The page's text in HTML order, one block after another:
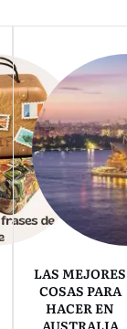
LAS MEJORES
COSAS PARA
HACER EN
AUSTRALIA